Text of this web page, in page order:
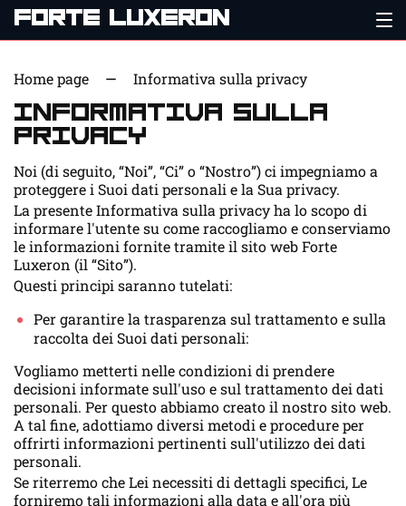
FORTE LUXERON
Home page Informativa sulla privacy
Informativa sulla
privacy
Noi (di seguito, “Noi”, “Ci” o “Nostro”) ci impegniamo a
proteggere i Suoi dati personali e la Sua privacy.
La presente Informativa sulla privacy ha lo scopo di
informare l'utente su come raccogliamo e conserviamo
le informazioni fornite tramite il sito web Forte
Luxeron (il “Sito”).
Questi principi saranno tutelati:
Per garantire la trasparenza sul trattamento e sulla
raccolta dei Suoi dati personali:
Vogliamo metterti nelle condizioni di prendere
decisioni informate sull'uso e sul trattamento dei dati
personali. Per questo abbiamo creato il nostro sito web.
A tal fine, adottiamo diversi metodi e procedure per
offrirti informazioni pertinenti sull'utilizzo dei dati
personali.
Se riterremo che Lei necessiti di dettagli specifici, Le
forniremo tali informazioni alla data e all'ora più